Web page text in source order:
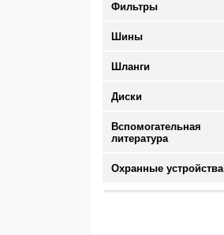
Фильтры
Шины
Шланги
Диски
Вспомогательная
литература
Охранные устройства